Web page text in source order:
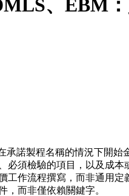
、EBM
承諾製程名稱的情況下開始
必須檢驗的項目，以及成本
工作流程撰寫，而非通用
，而非僅依賴關鍵字。